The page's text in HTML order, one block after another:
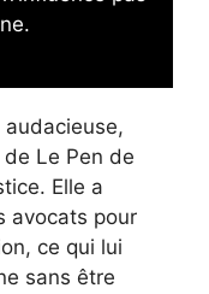
de Le Pen de
Elle a
avocats pour
ce qui lui
sans être